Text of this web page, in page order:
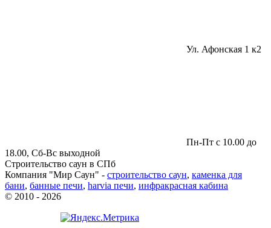
Ул. Афонская 1 к2
Пн-Пт с 10.00 до
18.00, Сб-Вс выходной
Строительство саун в СПб
Компания "Мир Саун" - строительство саун, каменка для
бани, банные печи, harvia печи, инфракрасная кабина
© 2010 - 2026